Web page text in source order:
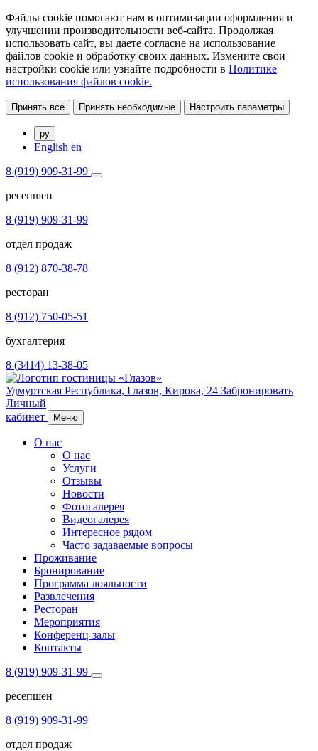
Файлы cookie помогают нам в оптимизации оформления и
улучшении производительности веб-сайта. Продолжая
использовать сайт, вы даете согласие на использование
файлов cookie и обработку своих данных. Измените свои
настройки cookie или узнайте подробности в Политике
использования файлов cookie.
Принять все Принять необходимые Настроить параметры
ру
English en
8 (919) 909-31-99
ресепшен
8 (919) 909-31-99
отдел продаж
8 (912) 870-38-78
ресторан
8 (912) 750-05-51
бухгалтерия
8 (3414) 13-38-05
Удмуртская Республика, Глазов, Кирова, 24 Забронировать
Личный
кабинет
Меню
О нас
О нас
Услуги
Отзывы
Новости
Фотогалерея
Видеогалерея
Интересное рядом
Часто задаваемые вопросы
Проживание
Бронирование
Программа лояльности
Развлечения
Ресторан
Мероприятия
Конференц-залы
Контакты
8 (919) 909-31-99
ресепшен
8 (919) 909-31-99
отдел продаж